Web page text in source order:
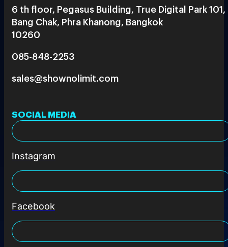
6 th floor, Pegasus Building, True Digital Park 101,
Bang Chak, Phra Khanong, Bangkok
10260
085-848-2253
sales@shownolimit.com
SOCIAL MEDIA
Instagram
Facebook